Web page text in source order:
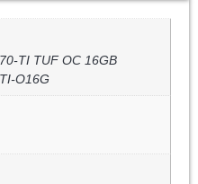
TI TUF OC 16GB
O16G